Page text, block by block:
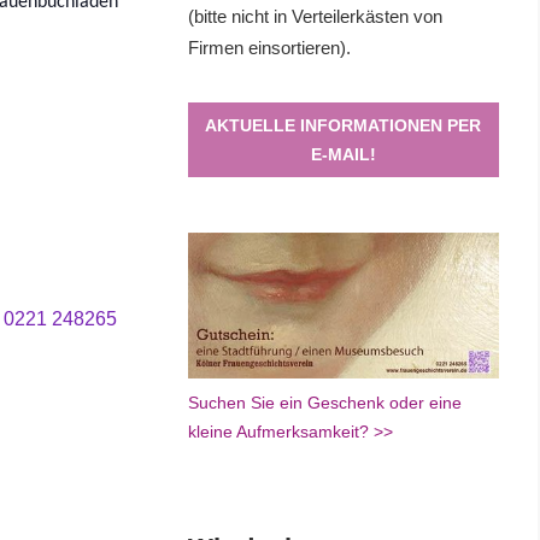
248265
(bitte nicht in Verteilerkästen von
Firmen einsortieren).
AKTUELLE INFORMATIONEN PER
E-MAIL!
Suchen Sie ein Geschenk oder eine
kleine Aufmerksamkeit? >>